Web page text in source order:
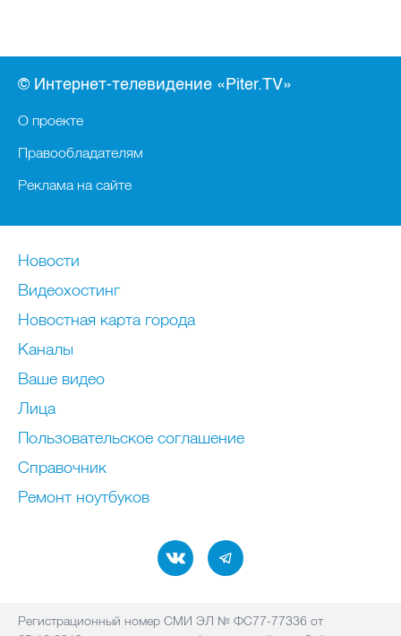
© Интернет-телевидение «Piter.TV»
О проекте
Правообладателям
Реклама на сайте
Новости
Видеохостинг
Новостная карта города
Каналы
Ваше видео
Лица
Пользовательское соглашение
Справочник
Ремонт нoутбуков
Регистрационный номер СМИ ЭЛ № ФС77-77336 от